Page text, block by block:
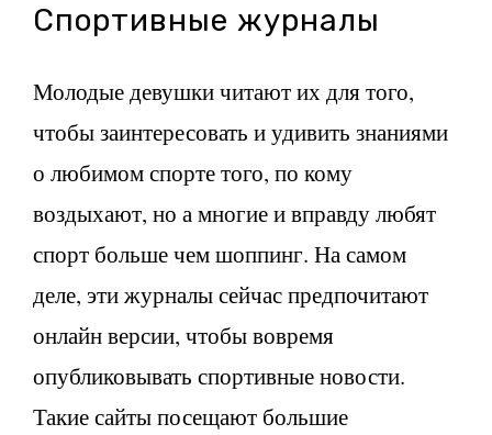
Спортивные журналы
Молодые девушки читают их для того,
чтобы заинтересовать и удивить знаниями
о любимом спорте того, по кому
воздыхают, но а многие и вправду любят
спорт больше чем шоппинг. На самом
деле, эти журналы сейчас предпочитают
онлайн версии, чтобы вовремя
опубликовывать спортивные новости.
Такие сайты посещают большие